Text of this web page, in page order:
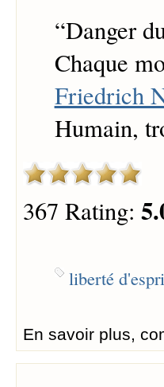
“Danger
Chaque
Friedrich
Humain,
367 Rating:
liberté
En savoir plus,